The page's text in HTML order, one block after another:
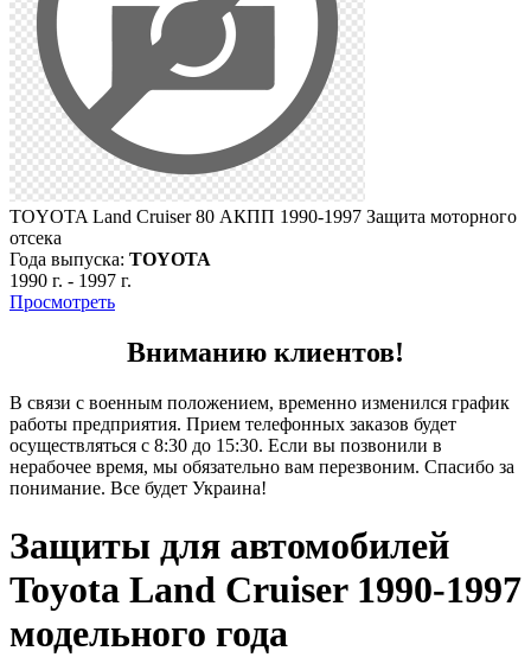
TOYOTA Land Cruiser 80 АКПП 1990-1997 Защита моторного
отсека
Года выпуска: TOYOTA
1990 г. - 1997 г.
Просмотреть
Вниманию клиентов!
В связи с военным положением, временно изменился график
работы предприятия. Прием телефонных заказов будет
осуществляться с 8:30 до 15:30. Если вы позвонили в
нерабочее время, мы обязательно вам перезвоним. Спасибо за
понимание. Все будет Украина!
Защиты для автомобилей
Toyota Land Cruiser 1990-1997
модельного года